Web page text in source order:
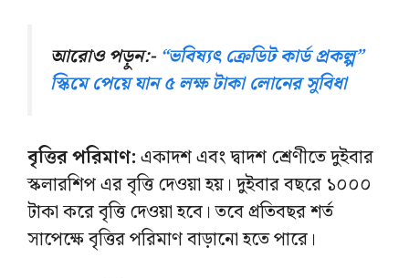
আরোও পড়ুন:- “ভবিষ্যৎ ক্রেডিট কার্ড প্রকল্প”
স্কিমে পেয়ে যান ৫ লক্ষ টাকা লোনের সুবিধা
বৃত্তির পরিমাণ:একাদশ এবং দ্বাদশ শ্রেণীতে দুইবার
স্কলারশিপ এর বৃত্তি দেওয়া হয়। দুইবার বছরে ১০০০
টাকা করে বৃত্তি দেওয়া হবে। তবে প্রতিবছর শর্ত
সাপেক্ষে বৃত্তির পরিমাণ বাড়ানো হতে পারে।